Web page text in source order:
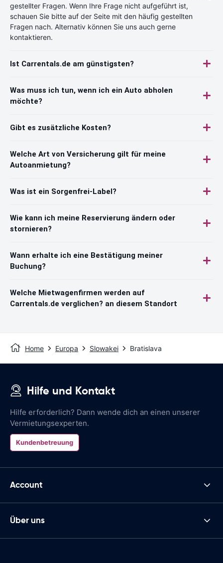
gestellter Fragen. Wenn Ihre Frage nicht aufgeführt ist,
schauen Sie bitte auf der Seite mit den häufig gestellten
Fragen nach. Alternativ können Sie uns auch gerne
kontaktieren.
Ist Carrentals.de am günstigsten?
Was muss ich tun, wenn ich ein Auto abholen
möchte?
Gibt es zusätzliche Kosten?
Welche Art von Versicherung gilt für meine
Autoanmietung?
Was ist ein Sorgenfrei-Label?
Wie kann ich meine Reservierung ändern oder
stornieren?
Wann erhalte ich eine Bestätigung meiner
Buchung?
Welche Mietwagenfirmen werden auf
Carrentals.de verglichen? an diesem Standort
Home Europa Slowakei Bratislava
Hilfe und Kontakt
Hilfe erforderlich? Dann wende dich an einen unserer
Vermietungsexperten.
Kundenbetreuung
Account
Über uns